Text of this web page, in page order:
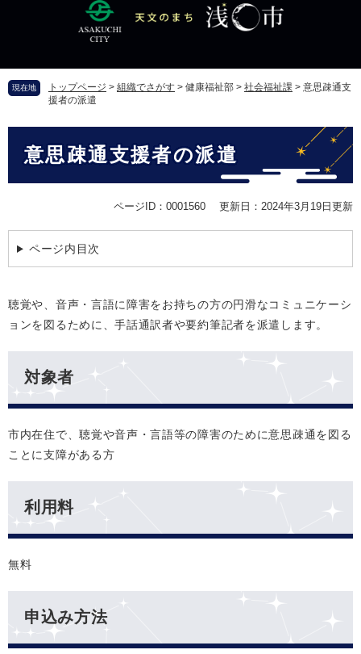
頭
す
飛
し
現在地 トップページ > 組織でさがす > 健康福祉部 > 社会福祉課 > 意思疎通支
援者の派遣
意思疎通支援者の派遣
ページID：0001560 更新日：2024年3月19日更新
ページ内目次
聴覚や、音声・言語に障害をお持ちの方の円滑なコミュニケーシ
ョンを図るために、手話通訳者や要約筆記者を派遣します。
対象者
市内在住で、聴覚や音声・言語等の障害のために意思疎通を図る
ことに支障がある方
利用料
無料
申込み方法